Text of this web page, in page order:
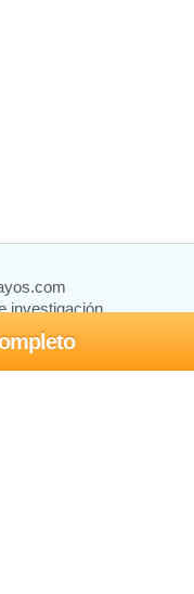
investigación